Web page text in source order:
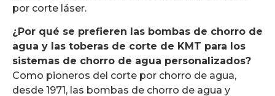
por corte láser.
¿Por qué se prefieren las bombas de chorro de
agua y las toberas de corte de KMT para los
sistemas de chorro de agua personalizados?
Como pioneros del corte por chorro de agua,
desde 1971, las bombas de chorro de agua y